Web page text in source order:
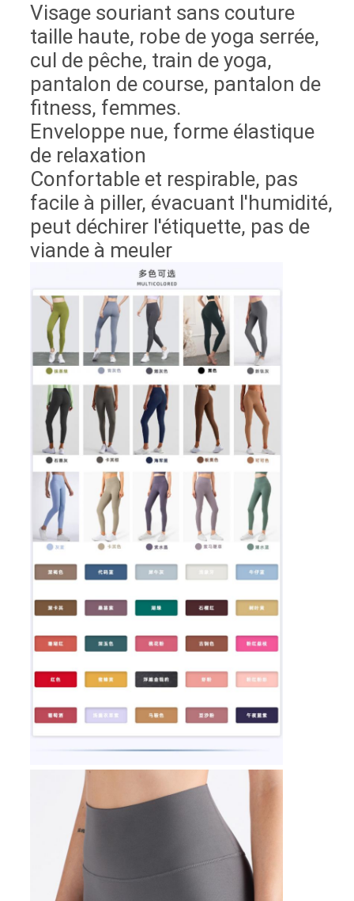
Visage souriant sans couture
taille haute, robe de yoga serrée,
cul de pêche, train de yoga,
pantalon de course, pantalon de
fitness, femmes.
Enveloppe nue, forme élastique
de relaxation
Confortable et respirable, pas
facile à piller, évacuant l'humidité,
peut déchirer l'étiquette, pas de
viande à meuler